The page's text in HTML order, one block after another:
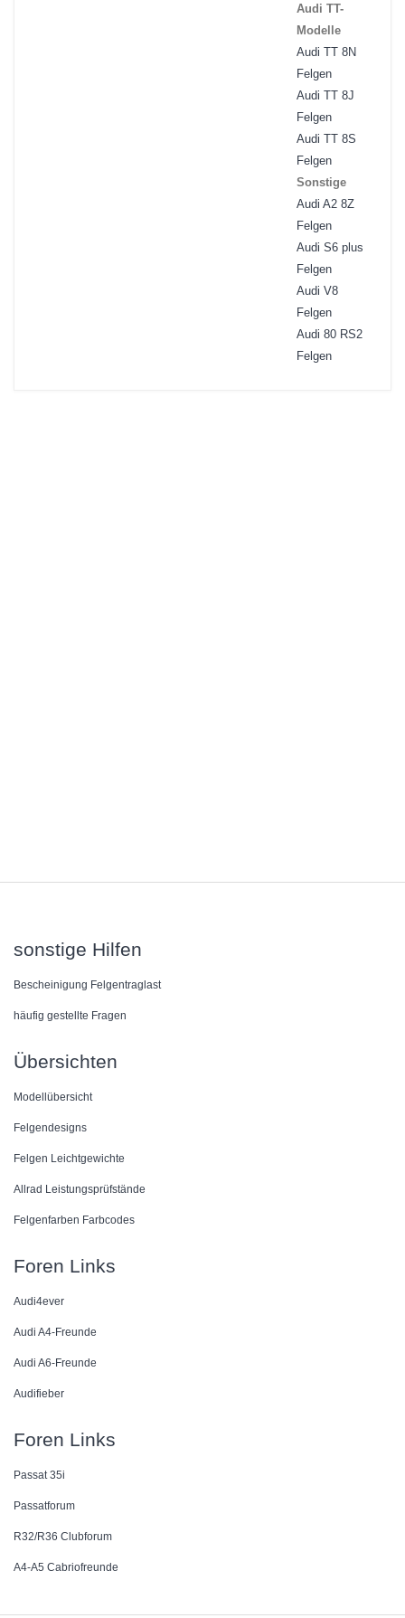
Audi TT-
Modelle
Audi TT 8N
Felgen
Audi TT 8J
Felgen
Audi TT 8S
Felgen
Sonstige
Audi A2 8Z
Felgen
Audi S6 plus
Felgen
Audi V8
Felgen
Audi 80 RS2
Felgen
sonstige Hilfen
Bescheinigung Felgentraglast
häufig gestellte Fragen
Übersichten
Modellübersicht
Felgendesigns
Felgen Leichtgewichte
Allrad Leistungsprüfstände
Felgenfarben Farbcodes
Foren Links
Audi4ever
Audi A4-Freunde
Audi A6-Freunde
Audifieber
Foren Links
Passat 35i
Passatforum
R32/R36 Clubforum
A4-A5 Cabriofreunde